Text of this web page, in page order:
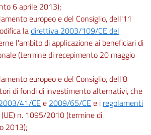
6 aprile 2013);
europeo e del Consiglio, dell'11
ladirettiva 2003/109/CE del
l'ambito di applicazione ai beneficiari di
(termine di recepimento 20 maggio
europeo e del Consiglio, dell'8
di fondi di investimento alternativi, che
41/CE e 2009/65/CE e i regolamenti
n. 1095/2010 (termine di
2013);